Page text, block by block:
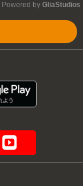
Powered by GliaStudios